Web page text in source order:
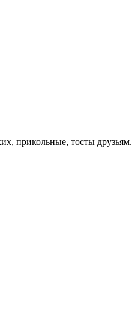
прикольные, тосты друзьям.